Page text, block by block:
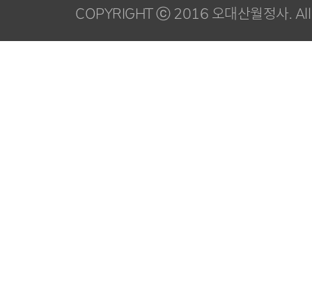
COPYRIGHT ⓒ 2016 오대산월정사.